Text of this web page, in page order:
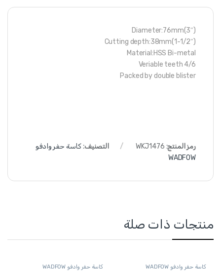
Diameter:76mm(3″)
Cutting depth:38mm(1-1/2″)
Material:HSS Bi-metal
Veriable teeth 4/6
Packed by double blister
رمز المنتج: WKJ1476 التصنيف:كاسة حفر وادفو
WADFOW
منتجات ذات صلة
كاسة حفر وادفو WADFOW كاسة حفر وادفو WADFOW